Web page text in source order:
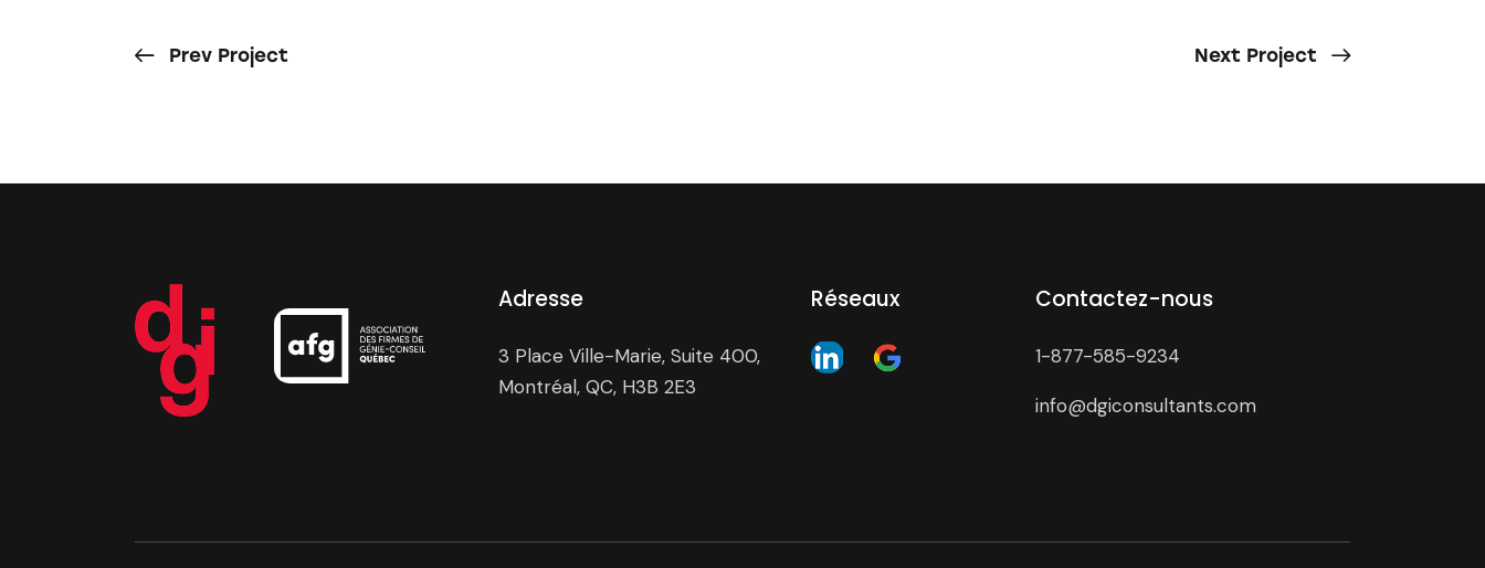
Prev Project Next Project
Adresse
3 Place Ville-Marie, Suite 400,
Montréal, QC, H3B 2E3
Réseaux Contactez-nous
1-877-585-9234
info@dgiconsultants.com